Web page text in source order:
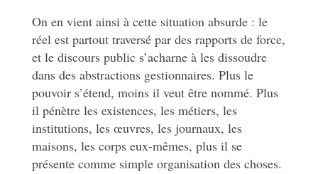
On en vient ainsi à cette situation absurde : le
réel est partout traversé par des rapports de force,
et le discours public s’acharne à les dissoudre
dans des abstractions gestionnaires. Plus le
pouvoir s’étend, moins il veut être nommé. Plus
il pénètre les existences, les métiers, les
institutions, les œuvres, les journaux, les
maisons, les corps eux-mêmes, plus il se
présente comme simple organisation des choses.